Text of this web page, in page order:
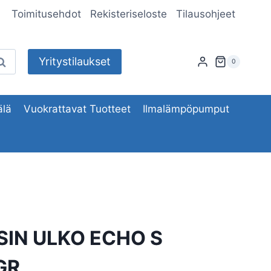
Toimitusehdot Rekisteriseloste Tilausohjeet
Yritystilaukset 0
Vuokrattavat Tuotteet Ilmalämpöpumput
ULKO ECHO S